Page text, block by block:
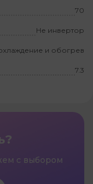
70
Не инвертор
и обогрев
7.3
с выбором